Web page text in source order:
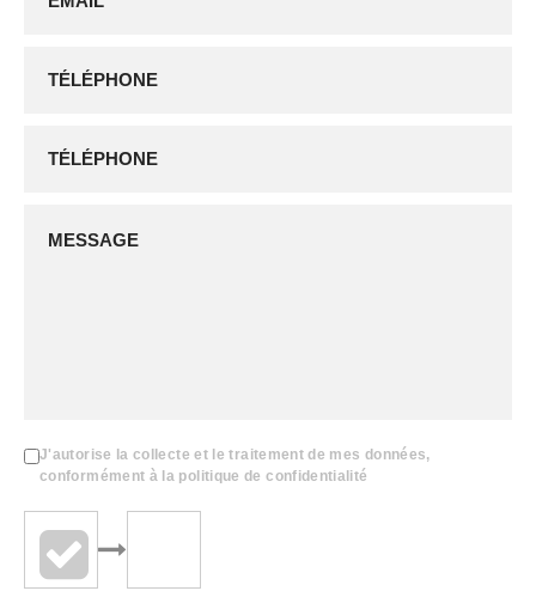
J'autorise la collecte et le traitement de mes données,
conformément à la politique de confidentialité